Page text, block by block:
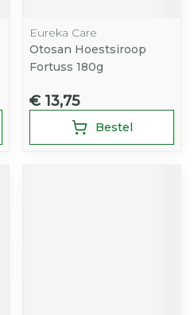
Eureka Care
Otosan Hoestsiroop
Fortuss 180g
€ 13,75
Bestel